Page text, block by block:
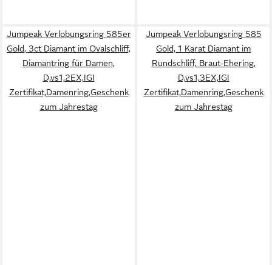
Jumpeak Verlobungsring 585er
Gold, 3ct Diamant im Ovalschliff,
Diamantring für Damen,
D,vs1,2EX,IGI
Zertifikat,Damenring,Geschenk
zum Jahrestag
Jumpeak Verlobungsring 585
Gold, 1 Karat Diamant im
Rundschliff, Braut-Ehering,
D,vs1,3EX,IGI
Zertifikat,Damenring,Geschenk
zum Jahrestag